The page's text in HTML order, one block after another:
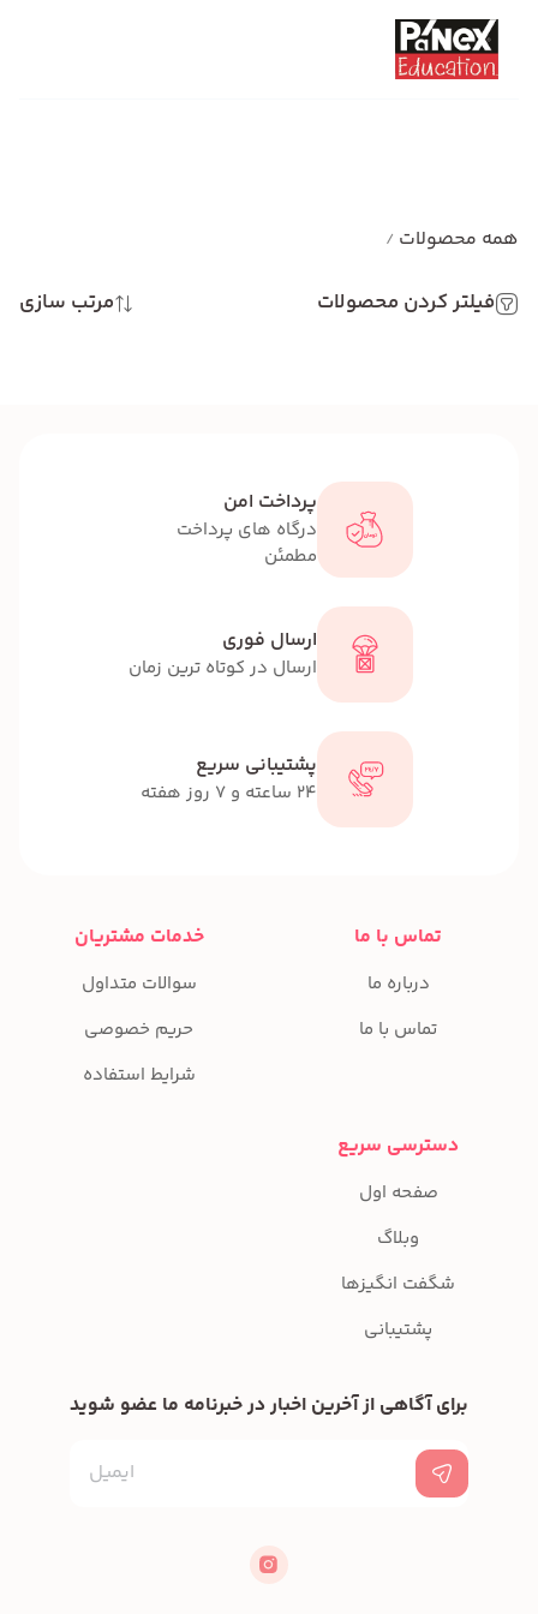
همه محصولات /
فیلتر کردن محصولات مرتب سازی
پرداخت امن
درگاه های پرداخت
مطمئن
ارسال فوری
ارسال در کوتاه ترین زمان
پشتیبانی سریع
24 ساعته و 7 روز هفته
تماس با ما
درباره ما
تماس با ما
خدمات مشتریان
سوالات متداول
حریم خصوصی
شرایط استفاده
دسترسی سریع
صفحه اول
وبلاگ
شگفت انگیزها
پشتیبانی
برای آگاهی از آخرین اخبار در خبرنامه ما عضو شوید